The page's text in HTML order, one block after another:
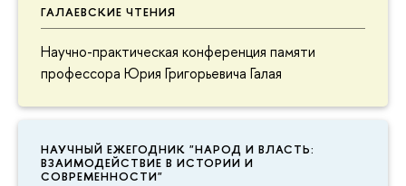
ГАЛАЕВСКИЕ ЧТЕНИЯ
Научно-практическая конференция памяти
профессора Юрия Григорьевича Галая
НАУЧНЫЙ ЕЖЕГОДНИК "НАРОД И ВЛАСТЬ:
ВЗАИМОДЕЙСТВИЕ В ИСТОРИИ И
СОВРЕМЕННОСТИ"